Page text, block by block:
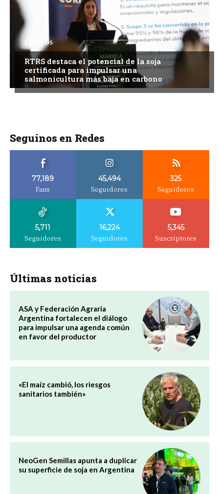
EVENTOS
RTRS destaca el potencial de la soja
certificada para impulsar una
salmonicultura más baja en carbono
Seguinos en Redes
77,189
Fans
45,494
Seguidores
325
Seguidores
5,711
Seguidores
16,224
Seguidores
5,345
Suscriptores
Últimas noticias
ASA y Federación Agraria
Argentina fortalecen el diálogo
para impulsar una agenda común
en favor del productor
«El maíz cambió, los riesgos
sanitarios también»
NeoGen Semillas apunta a duplicar
su superficie de soja en Argentina